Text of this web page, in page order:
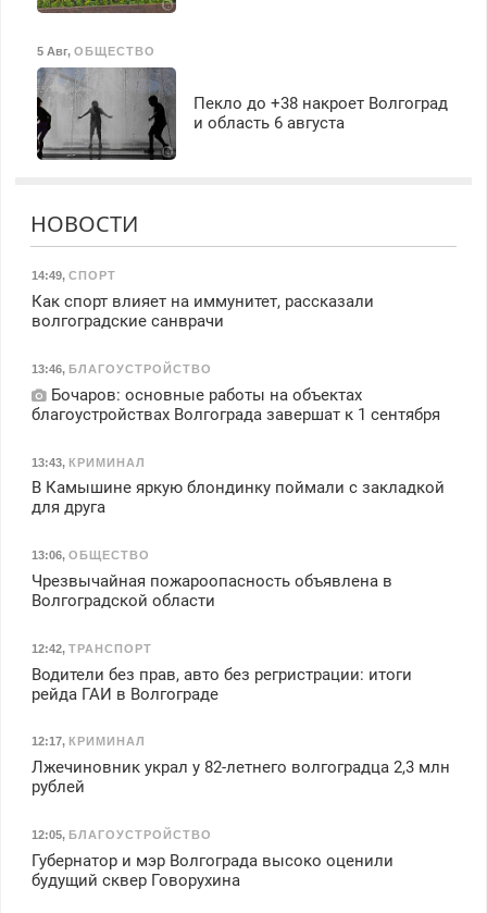
5 Авг, ОБЩЕСТВО
Пекло до +38 накроет Волгоград
и область 6 августа
НОВОСТИ
14:49, СПОРТ
Как спорт влияет на иммунитет, рассказали
волгоградские санврачи
13:46, БЛАГОУСТРОЙСТВО
Бочаров: основные работы на объектах
благоустройствах Волгограда завершат к 1 сентября
13:43, КРИМИНАЛ
В Камышине яркую блондинку поймали с закладкой
для друга
13:06, ОБЩЕСТВО
Чрезвычайная пожароопасность объявлена в
Волгоградской области
12:42, ТРАНСПОРТ
Водители без прав, авто без регристрации: итоги
рейда ГАИ в Волгограде
12:17, КРИМИНАЛ
Лжечиновник украл у 82-летнего волгоградца 2,3 млн
рублей
12:05, БЛАГОУСТРОЙСТВО
Губернатор и мэр Волгограда высоко оценили
будущий сквер Говорухина